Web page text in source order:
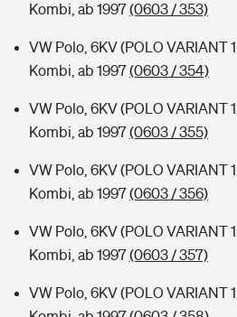
Kombi, ab 1997(0603 / 353)
VW Polo, 6KV (POLO VARIANT
Kombi, ab 1997(0603 / 354)
VW Polo, 6KV (POLO VARIANT
Kombi, ab 1997(0603 / 355)
VW Polo, 6KV (POLO VARIANT
Kombi, ab 1997(0603 / 356)
VW Polo, 6KV (POLO VARIANT
Kombi, ab 1997(0603 / 357)
VW Polo, 6KV (POLO VARIANT